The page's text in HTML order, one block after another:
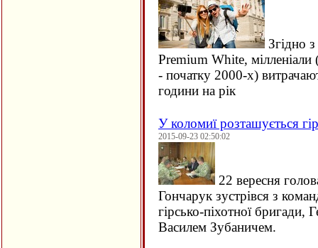
Згідно
Premium White,
- початку 2000-х)
години на рік
У коломиї розташується
2015-09-23 02:50:02
22 вересня
Гончарук зустрівся з
гірсько-піхотної бригади,
Василем Зубаничем.